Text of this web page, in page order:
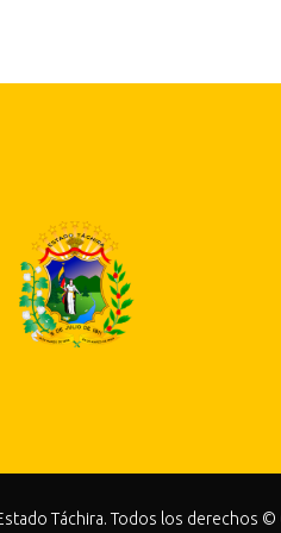
Táchira. Todos los derechos